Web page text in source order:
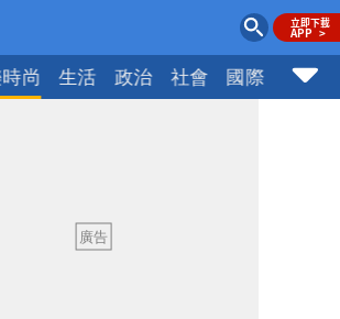
尚 生活 政治 社會 國際 財經
授林慶順意外離世 女兒沉痛證實